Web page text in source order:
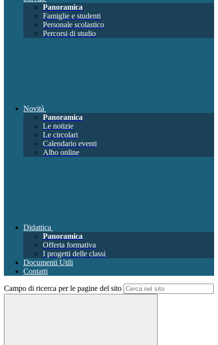
Panoramica
Famiglie e studenti
Personale scolastico
Percorsi di studio
Novità
Panoramica
Le notizie
Le circolari
Calendario eventi
Albo online
Didattica
Panoramica
Offerta formativa
I progetti delle classi
Documenti Utili
Contatti
Campo di ricerca per le pagine del sito